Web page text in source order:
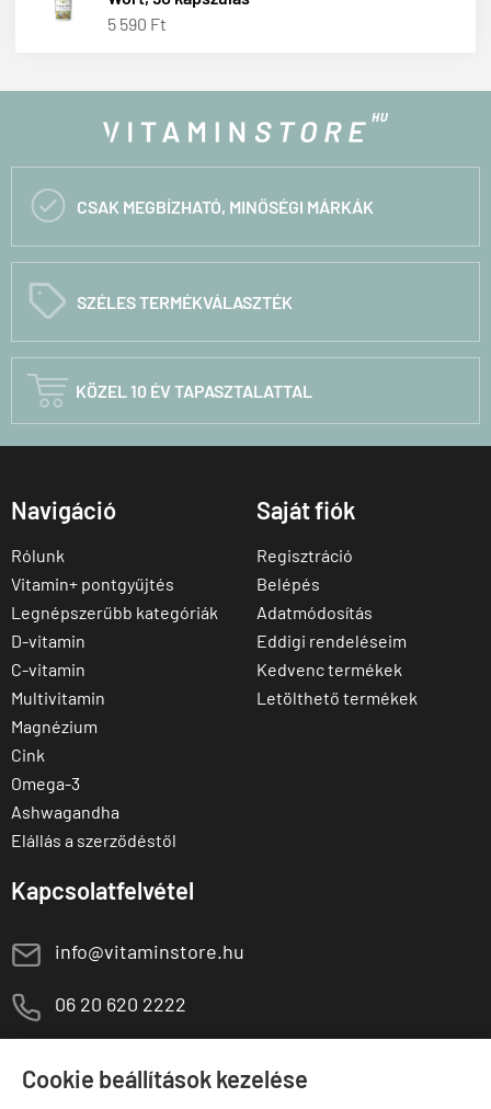
Cookie beállítások kezelése
5 590 Ft
 CSAK MEGBÍZHATÓ, MINŐSÉGI MÁRKÁK
C SZÉLES TERMÉKVÁLASZTÉK
 KÖZEL 10 ÉV TAPASZTALATTAL
Navigáció
Rólunk
Vitamin+ pontgyűjtés
Legnépszerűbb kategóriák
D-vitamin
C-vitamin
Multivitamin
Magnézium
Cink
Omega-3
Ashwagandha
Elállás a szerződéstől
Saját fiók
Regisztráció
Belépés
Adatmódosítás
Eddigi rendeléseim
Kedvenc termékek
Letölthető termékek
Kapcsolatfelvétel
E info@vitaminstore.hu
M 06 20 620 2222
Szugló u. 83-85.